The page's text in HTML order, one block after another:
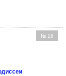
№ 16